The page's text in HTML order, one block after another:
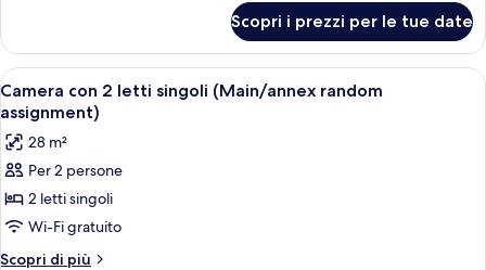
assignment)
2
(Main/annex
random
assignment)
Scopri i prezzi per le tue date
Apri
tutte
le
foto
per
Camera
con
2
Camera d'albergo con letto,
14
Camera con 2 letti singoli (Main/annex random
assignment)
28 m²
Per 2 persone
2 letti singoli
Wi-Fi gratuito
Scopri di più
Altri